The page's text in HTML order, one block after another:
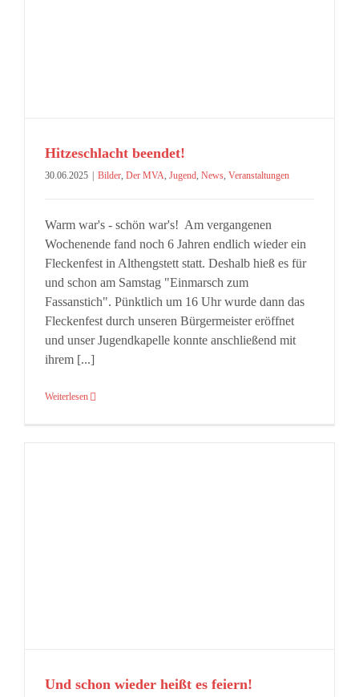
Hitzeschlacht beendet!
30.06.2025 Bilder, Der MVA, Jugend, News, Veranstaltungen
Warm war's - schön war's! Am vergangenen
Wochenende fand noch 6 Jahren endlich wieder ein
Fleckenfest in Althengstett statt. Deshalb hieß es für
und schon am Samstag "Einmarsch zum
Fassanstich". Pünktlich um 16 Uhr wurde dann das
Fleckenfest durch unseren Bürgermeister eröffnet
und unser Jugendkapelle konnte anschließend mit
ihrem [...]
Weiterlesen
Und schon wieder heißt es feiern!